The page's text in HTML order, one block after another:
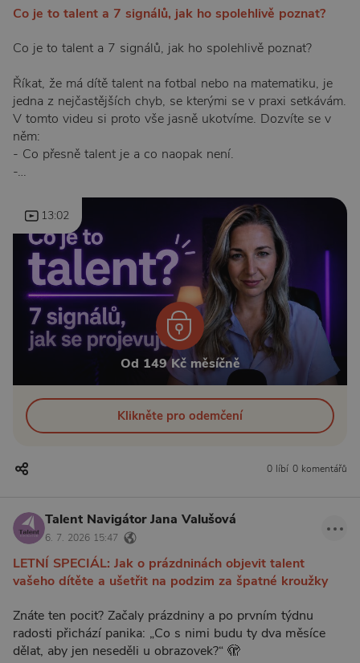
Co je to talent a 7 signálů, jak ho spolehlivě poznat?
Co je to talent a 7 signálů, jak ho spolehlivě poznat?
Říkat, že má dítě talent na fotbal nebo na matematiku, je
jedna z nejčastějších chyb, se kterými se v praxi setkávám.
V tomto videu si proto vše jasně ukotvíme. Dozvíte se v
něm:
- Co přesně talent je a co naopak není.
-…
13:02
Od 149 Kč měsíčně
Klikněte pro odemčení
0 líbí 0 komentářů
Talent Navigátor Jana Valušová
6. 7. 2026 15:47
LETNÍ SPECIÁL: Jak o prázdninách objevit talent
vašeho dítěte a ušetřit na podzim za špatné kroužky
Znáte ten pocit? Začaly prázdniny a po prvním týdnu
radosti přichází panika: „Co s nimi budu ty dva měsíce
dělat, aby jen neseděli u obrazovek?“ 🫣